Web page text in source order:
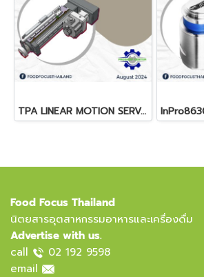
TPA LINEAR MOTION SERVO PRESS
Food Focus Thailand
นิตยสารอุตสาหกรรมอาหารและเครื่องดื่ม
Advertise with us.
call
02 192 9598
email